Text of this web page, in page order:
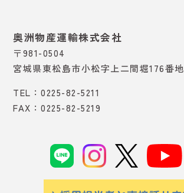
奥洲物産運輸株式会社
〒981-0504
宮城県東松島市小松字上二間堀176番地
TEL：0225-82-5211
FAX：0225-82-5219